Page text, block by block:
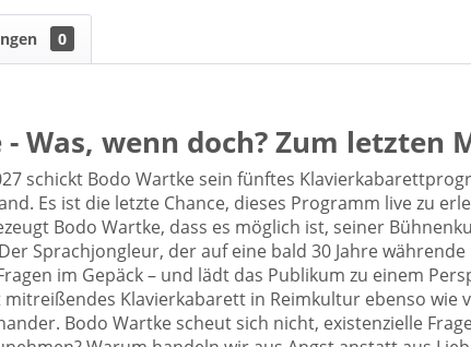
0
Was, wenn doch? Zum letzten
schickt Bodo Wartke sein fünftes
Es ist die letzte Chance, dieses Programm live zu
Bodo Wartke, dass es möglich ist, seiner
Sprachjongleur, der auf eine bald 30 Jahre
im Gepäck – und lädt das Publikum zu einem
mitreißendes Klavierkabarett in Reimkultur ebenso
Bodo Wartke scheut sich nicht, existenzielle